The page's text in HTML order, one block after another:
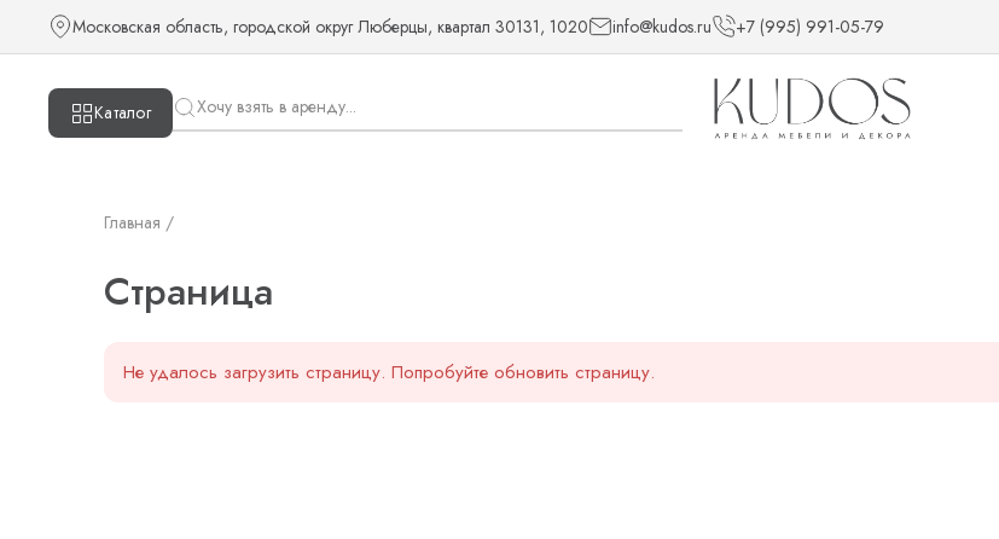
Московская область, городской округ Люберцы, квартал 30131, 1020 info@kudos.ru +7 (995) 991-05-79
Каталог
Главная /
Страница
Не удалось загрузить страницу. Попробуйте обновить страницу.
Страница — KUDOS